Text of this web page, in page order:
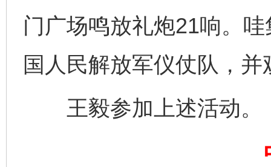
门广场鸣放礼炮21响。
国人民解放军仪仗队，
王毅参加上述活动。
一纸欠